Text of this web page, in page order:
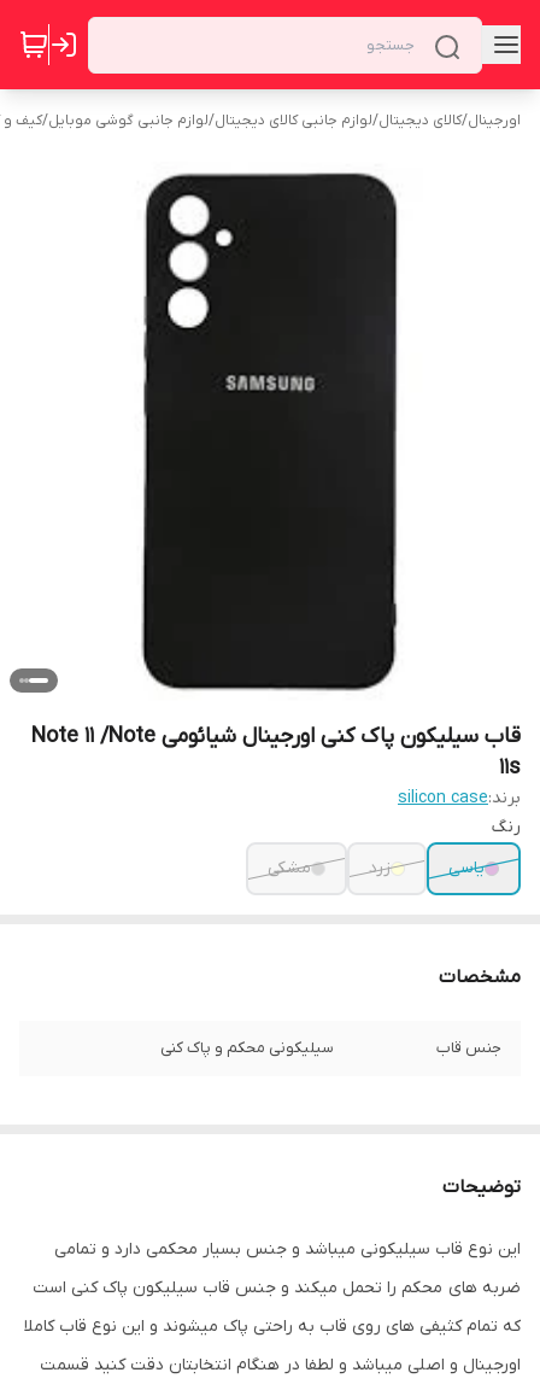
اورجینال/کالای دیجیتال/لوازم جانبی کالای دیجیتال/لوازم جانبی گوشی موبایل/کیف و
قاب سیلیکون پاک کنی اورجینال شیائومی Note 11 /Note
11s
برند:silicon case
رنگ
یاسی
زرد مشکی
مشخصات
جنس قاب سیلیکونی محکم و پاک کنی
توضیحات
این نوع قاب سیلیکونی میباشد و جنس بسیار محکمی دارد و تمامی
ضربه های محکم را تحمل میکند و جنس قاب سیلیکون پاک کنی است
که تمام کثیفی های روی قاب به راحتی پاک میشوند و این نوع قاب کاملا
اورجینال و اصلی میباشد و لطفا در هنگام انتخابتان دقت کنید قسمت